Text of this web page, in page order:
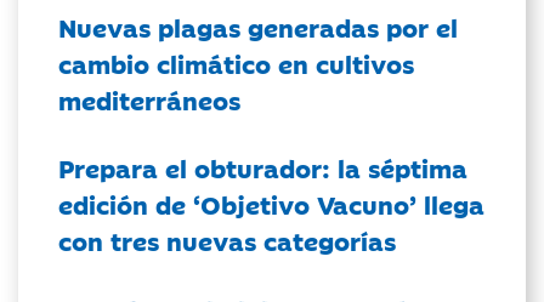
Nuevas plagas generadas por el
cambio climático en cultivos
mediterráneos
Prepara el obturador: la séptima
edición de ‘Objetivo Vacuno’ llega
con tres nuevas categorías